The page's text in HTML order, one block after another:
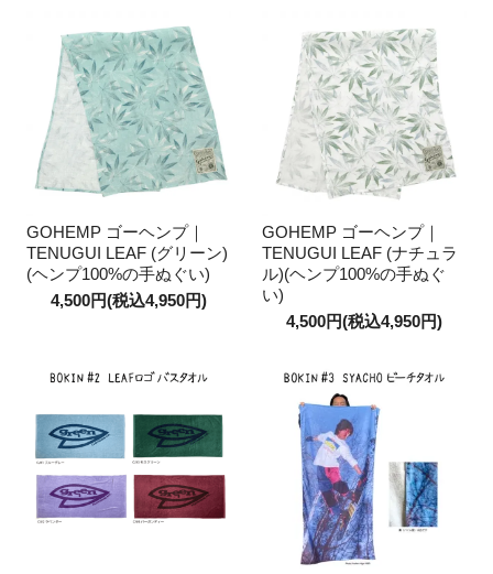
GOHEMP ゴーヘンプ｜
TENUGUI LEAF (グリーン)
(ヘンプ100%の手ぬぐい)
4,500円(税込4,950円)
GOHEMP ゴーヘンプ｜
TENUGUI LEAF (ナチュラ
ル)(ヘンプ100%の手ぬぐ
い)
4,500円(税込4,950円)